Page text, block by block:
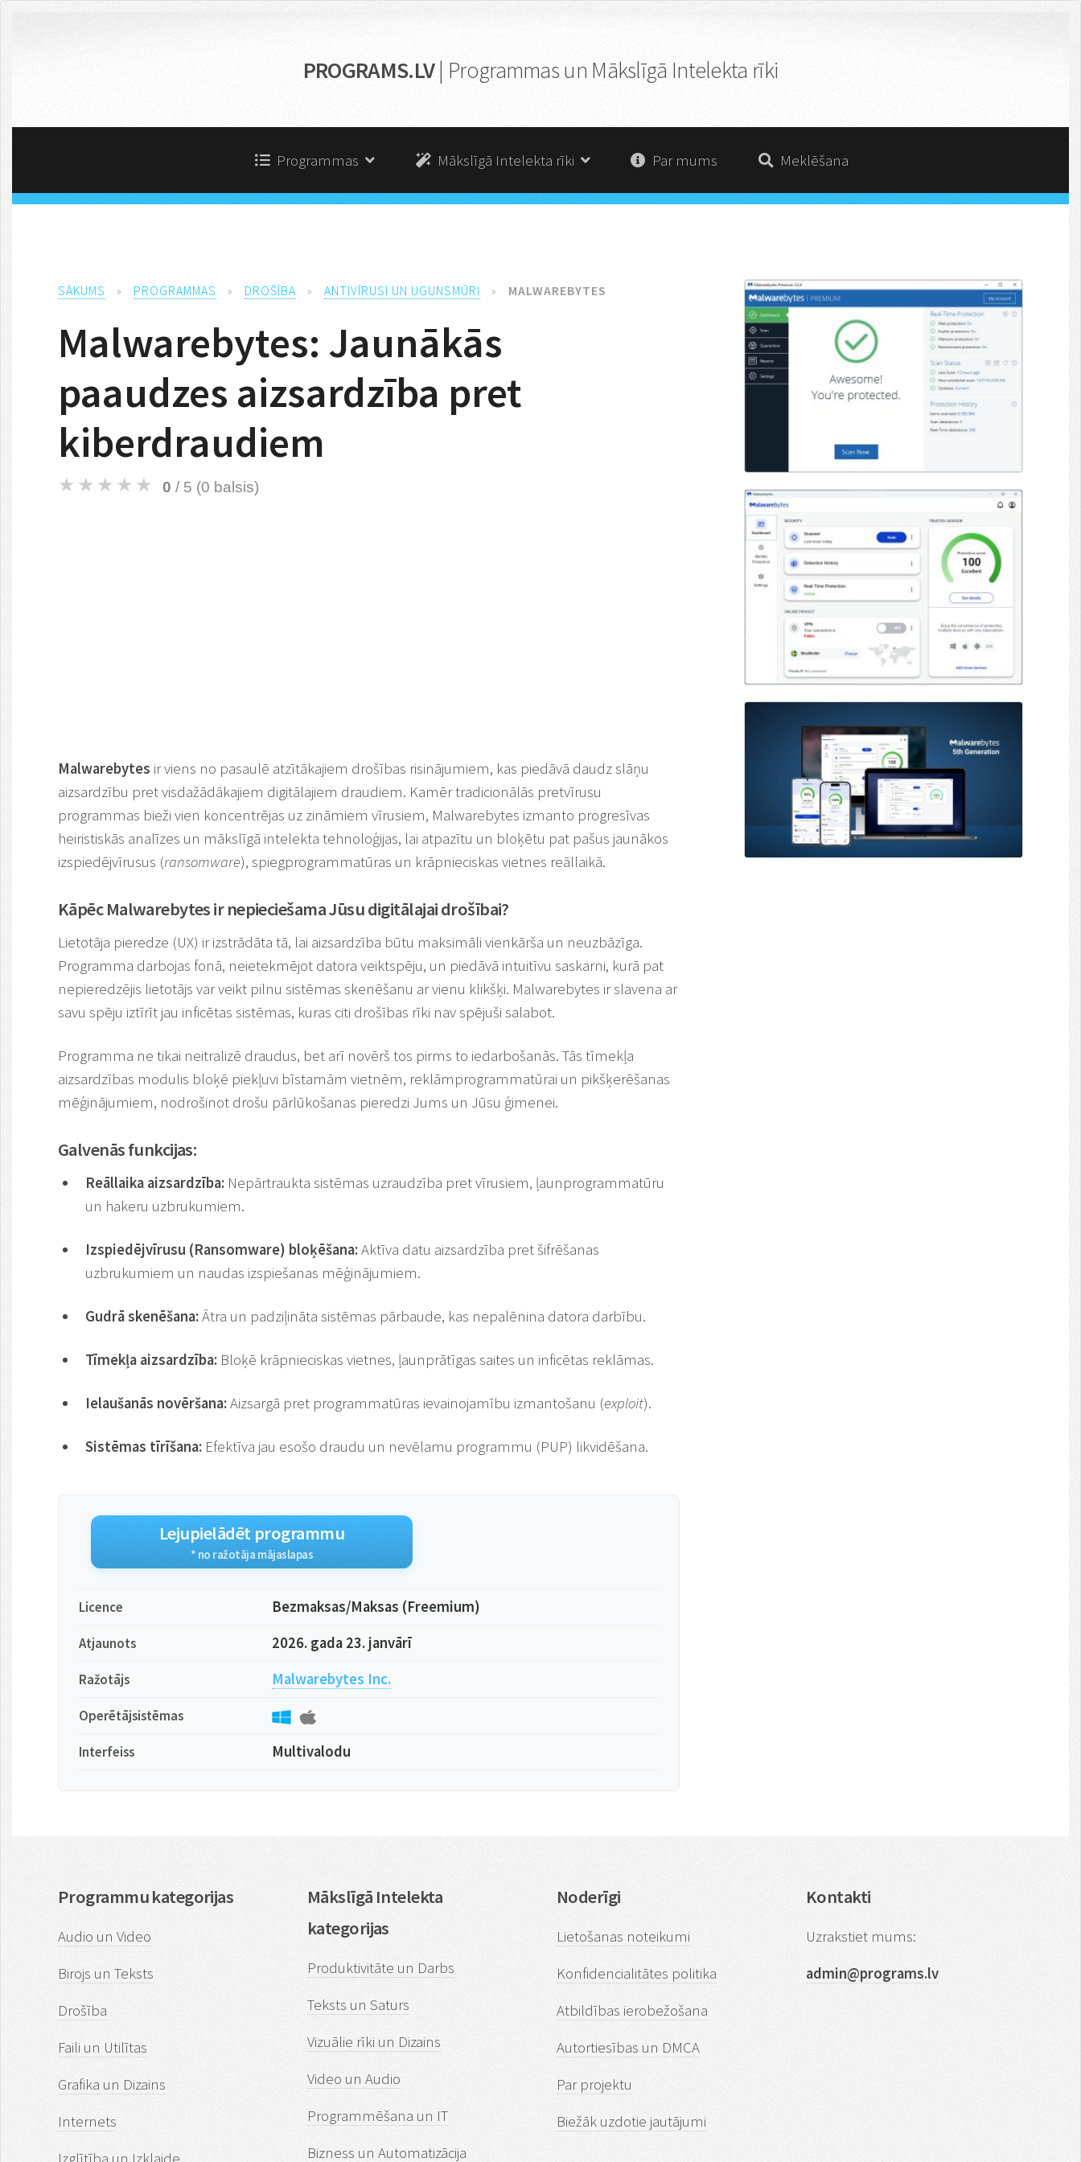
PROGRAMS.LV| Programmas un Mākslīgā Intelekta rīki
Programmas Mākslīgā Intelekta rīki Par mums Meklēšana
SĀKUMS » PROGRAMMAS » DROŠĪBA » ANTIVĪRUSI UN UGUNSMŪRI » MALWAREBYTES
Malwarebytes: Jaunākās
paaudzes aizsardzība pret
kiberdraudiem
0 / 5 (0 balsis)
Malwarebytes ir viens no pasaulē atzītākajiem drošības risinājumiem, kas piedāvā daudz slāņu
aizsardzību pret visdažādākajiem digitālajiem draudiem. Kamēr tradicionālās pretvīrusu
programmas bieži vien koncentrējas uz zināmiem vīrusiem, Malwarebytes izmanto progresīvas
heiristiskās analīzes un mākslīgā intelekta tehnoloģijas, lai atpazītu un bloķētu pat pašus jaunākos
izspiedējvīrusus (ransomware), spiegprogrammatūras un krāpnieciskas vietnes reāllaikā.
Kāpēc Malwarebytes ir nepieciešama Jūsu digitālajai drošībai?
Lietotāja pieredze (UX) ir izstrādāta tā, lai aizsardzība būtu maksimāli vienkārša un neuzbāzīga.
Programma darbojas fonā, neietekmējot datora veiktspēju, un piedāvā intuitīvu saskarni, kurā pat
nepieredzējis lietotājs var veikt pilnu sistēmas skenēšanu ar vienu klikšķi. Malwarebytes ir slavena ar
savu spēju iztīrīt jau inficētas sistēmas, kuras citi drošības rīki nav spējuši salabot.
Programma ne tikai neitralizē draudus, bet arī novērš tos pirms to iedarbošanās. Tās tīmekļa
aizsardzības modulis bloķē piekļuvi bīstamām vietnēm, reklāmprogrammatūrai un pikšķerēšanas
mēģinājumiem, nodrošinot drošu pārlūkošanas pieredzi Jums un Jūsu ģimenei.
Galvenās funkcijas:
Reāllaika aizsardzība: Nepārtraukta sistēmas uzraudzība pret vīrusiem, ļaunprogrammatūru
un hakeru uzbrukumiem.
Izspiedējvīrusu (Ransomware) bloķēšana:Aktīva datu aizsardzība pret šifrēšanas
uzbrukumiem un naudas izspiešanas mēģinājumiem.
Gudrā skenēšana:Ātra un padziļināta sistēmas pārbaude, kas nepalēnina datora darbību.
Tīmekļa aizsardzība: Bloķē krāpnieciskas vietnes, ļaunprātīgas saites un inficētas reklāmas.
Ielaušanās novēršana:Aizsargā pret programmatūras ievainojamību izmantošanu (exploit).
Sistēmas tīrīšana: Efektīva jau esošo draudu un nevēlamu programmu (PUP) likvidēšana.
Lejupielādēt programmu
* no ražotāja mājaslapas
Licence Bezmaksas/Maksas (Freemium)
Atjaunots 2026. gada 23. janvārī
Ražotājs Malwarebytes Inc.
Operētājsistēmas
Interfeiss Multivalodu
Programmu kategorijas
Audio un Video
Birojs un Teksts
Drošība
Faili un Utilītas
Grafika un Dizains
Internets
Mākslīgā Intelekta
kategorijas
Produktivitāte un Darbs
Teksts un Saturs
Vizuālie rīki un Dizains
Video un Audio
Programmēšana un IT
Bizness un Automatizācija
Noderīgi
Lietošanas noteikumi
Konfidencialitātes politika
Atbildības ierobežošana
Autortiesības un DMCA
Par projektu
Biežāk uzdotie jautājumi
Kontakti
Uzrakstiet mums:
admin@programs.lv